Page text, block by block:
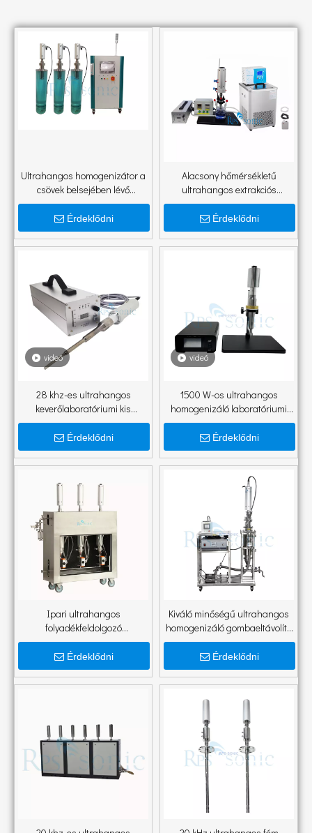
Ultrahangos homogenizátor a
csövek belsejében lévő
csőszennyeződés
eltávolítására
Érdeklődni
Alacsony hőmérsékletű
ultrahangos extrakciós
berendezés
Érdeklődni
videó
28 khz-es ultrahangos
keverőlaboratóriumi kis
homogenizátor
Érdeklődni
videó
1500 W-os ultrahangos
homogenizáló laboratóriumi
minőségű 25 mm-es szonda
nanoemulzióhoz és
diszperzióhoz tartóval
Érdeklődni
Ipari ultrahangos
folyadékfeldolgozó
homogenizátor teapolifenolok
extrahálására
Érdeklődni
Kiváló minőségű ultrahangos
homogenizáló gombaeltávolító
berendezés Gombaeltávolító
gép
Érdeklődni